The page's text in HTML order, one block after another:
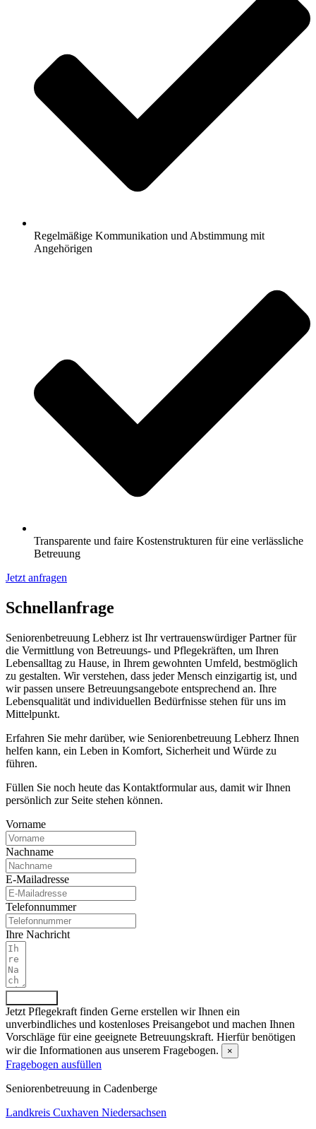
Regelmäßige Kommunikation und Abstimmung mit
Angehörigen
Transparente und faire Kostenstrukturen für eine verlässliche
Betreuung
Jetzt anfragen
Schnell­anfrage
Seniorenbetreuung Lebherz ist Ihr vertrauenswürdiger Partner für
die Vermittlung von Betreuungs- und Pflegekräften, um Ihren
Lebensalltag zu Hause, in Ihrem gewohnten Umfeld, bestmöglich
zu gestalten. Wir verstehen, dass jeder Mensch einzigartig ist, und
wir passen unsere Betreuungsangebote entsprechend an. Ihre
Lebensqualität und individuellen Bedürfnisse stehen für uns im
Mittelpunkt.
Erfahren Sie mehr darüber, wie Seniorenbetreuung Lebherz Ihnen
helfen kann, ein Leben in Komfort, Sicherheit und Würde zu
führen.
Füllen Sie noch heute das Kontaktformular aus, damit wir Ihnen
persönlich zur Seite stehen können.
Vorname
Nachname
E-Mailadresse
Telefonnummer
Ihre Nachricht
Jetzt Pflegekraft finden Gerne erstellen wir Ihnen ein
unverbindliches und kostenloses Preisangebot und machen Ihnen
Vorschläge für eine geeignete Betreuungskraft. Hierfür benötigen
wir die Informationen aus unserem Fragebogen.
×
Fragebogen ausfüllen
Senioren­betreuung in Cadenberge
Landkreis Cuxhaven Niedersachsen